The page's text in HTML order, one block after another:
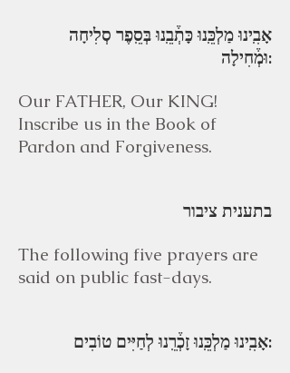
אָבִֽינוּ מַלְכֵּֽנוּ כָּתְ֒בֵֽנוּ בְּסֵֽפֶר סְלִיחָה
וּמְ֒חִילָה:
Our FATHER, Our KING!
Inscribe us in the Book of
Pardon and Forgiveness.
בתענית ציבור
The following five prayers are
said on public fast-days.
אָבִֽינוּ מַלְכֵּֽנוּ זָכְ֒רֵֽנוּ לְחַיִּים טוֹבִים: